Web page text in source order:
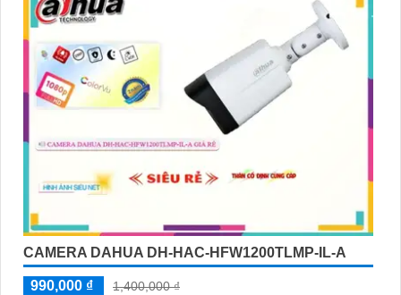
CAMERA DAHUA DH-HAC-HFW1200TLMP-IL-A
990,000 ₫
1,400,000 ₫